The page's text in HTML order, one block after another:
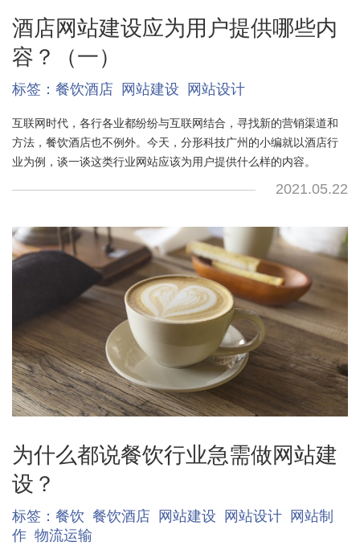
酒店网站建设应为用户提供哪些内
容？（一）
标签： 餐饮酒店 网站建设 网站设计
互联网时代，各行各业都纷纷与互联网结合，寻找新的营销渠道和
方法，餐饮酒店也不例外。今天，分形科技广州的小编就以酒店行
业为例，谈一谈这类行业网站应该为用户提供什么样的内容。
2021.05.22
为什么都说餐饮行业急需做网站建
设？
标签： 餐饮 餐饮酒店 网站建设 网站设计
网站制
作 物流运输